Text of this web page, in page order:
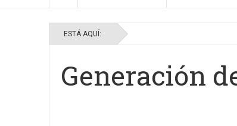
ESTÁ AQUÍ:
Generación